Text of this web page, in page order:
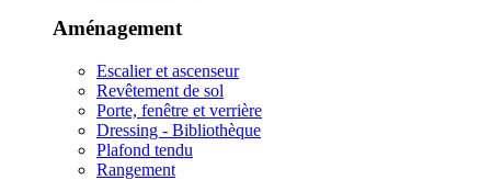
Aménagement
Escalier et ascenseur
Revêtement de sol
Porte, fenêtre et verrière
Dressing - Bibliothèque
Plafond tendu
Rangement